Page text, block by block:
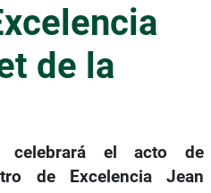
de la
el acto de
de Excelencia Jean